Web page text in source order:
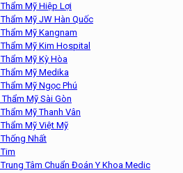
Mỹ Hiệp Lợi
Mỹ JW Hàn Quốc
Mỹ Kangnam
Mỹ Kim Hospital
Mỹ Kỳ Hòa
Mỹ Medika
Mỹ Ngọc Phú
Mỹ Sài Gòn
Mỹ Thanh Vân
Mỹ Việt Mỹ
Nhất
Tâm Chuẩn Đoán Y Khoa Medic